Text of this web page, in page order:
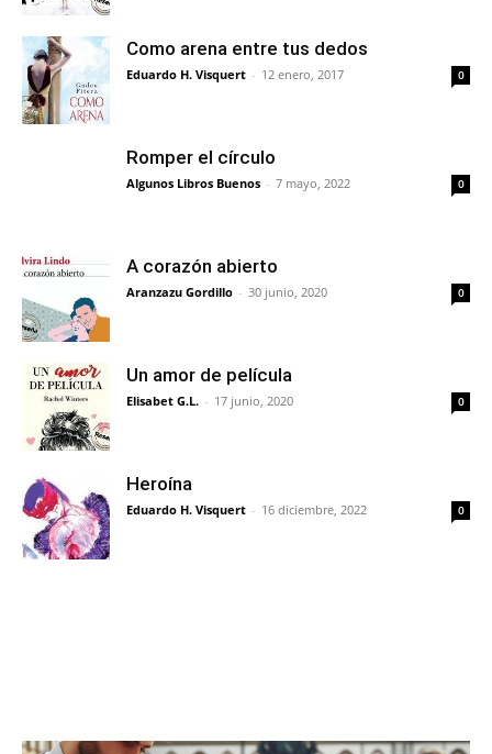
Como arena entre tus dedos
Eduardo H. Visquert - 12 enero, 2017 0
Romper el círculo
Algunos Libros Buenos - 7 mayo, 2022 0
A corazón abierto
Aranzazu Gordillo - 30 junio, 2020 0
Un amor de película
Elisabet G.L. - 17 junio, 2020 0
Heroína
Eduardo H. Visquert - 16 diciembre, 2022 0